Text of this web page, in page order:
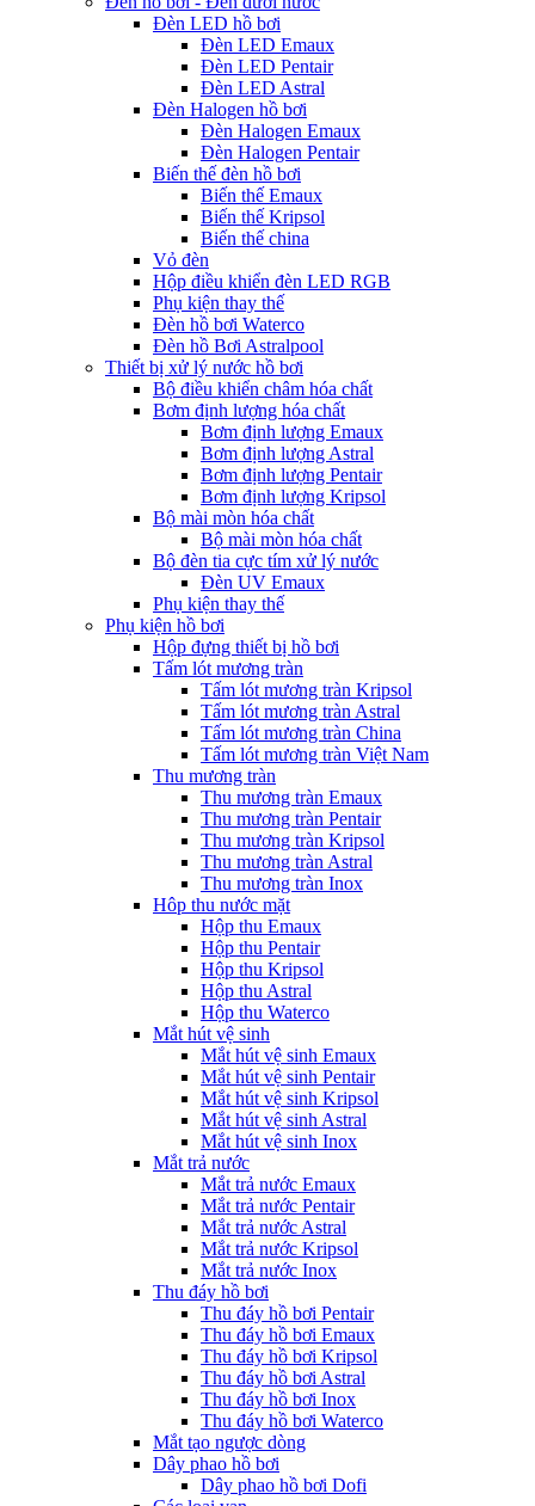
Đèn LED hồ bơi
Đèn LED Emaux
Đèn LED Pentair
Đèn LED Astral
Đèn Halogen hồ bơi
Đèn Halogen Emaux
Đèn Halogen Pentair
Biến thế đèn hồ bơi
Biến thế Emaux
Biến thế Kripsol
Biến thế china
Vỏ đèn
Hộp điều khiển đèn LED RGB
Phụ kiện thay thế
Đèn hồ bơi Waterco
Đèn hồ Bơi Astralpool
Thiết bị xử lý nước hồ bơi
Bộ điều khiển châm hóa chất
Bơm định lượng hóa chất
Bơm định lượng Emaux
Bơm định lượng Astral
Bơm định lượng Pentair
Bơm định lượng Kripsol
Bộ mài mòn hóa chất
Bộ mài mòn hóa chất
Bộ đèn tia cực tím xử lý nước
Đèn UV Emaux
Phụ kiện thay thế
Phụ kiện hồ bơi
Hộp đựng thiết bị hồ bơi
Tấm lót mương tràn
Tấm lót mương tràn Kripsol
Tấm lót mương tràn Astral
Tấm lót mương tràn China
Tấm lót mương tràn Việt Nam
Thu mương tràn
Thu mương tràn Emaux
Thu mương tràn Pentair
Thu mương tràn Kripsol
Thu mương tràn Astral
Thu mương tràn Inox
Hôp thu nước mặt
Hộp thu Emaux
Hộp thu Pentair
Hộp thu Kripsol
Hộp thu Astral
Hộp thu Waterco
Mắt hút vệ sinh
Mắt hút vệ sinh Emaux
Mắt hút vệ sinh Pentair
Mắt hút vệ sinh Kripsol
Mắt hút vệ sinh Astral
Mắt hút vệ sinh Inox
Mắt trả nước
Mắt trả nước Emaux
Mắt trả nước Pentair
Mắt trả nước Astral
Mắt trả nước Kripsol
Mắt trả nước Inox
Thu đáy hồ bơi
Thu đáy hồ bơi Pentair
Thu đáy hồ bơi Emaux
Thu đáy hồ bơi Kripsol
Thu đáy hồ bơi Astral
Thu đáy hồ bơi Inox
Thu đáy hồ bơi Waterco
Mắt tạo ngược dòng
Dây phao hồ bơi
Dây phao hồ bơi Dofi